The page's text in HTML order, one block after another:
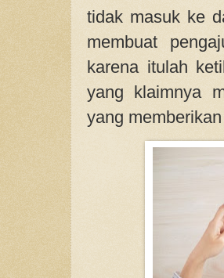
tidak masuk ke
membuat
karena itulah
yang klaimnya
yang